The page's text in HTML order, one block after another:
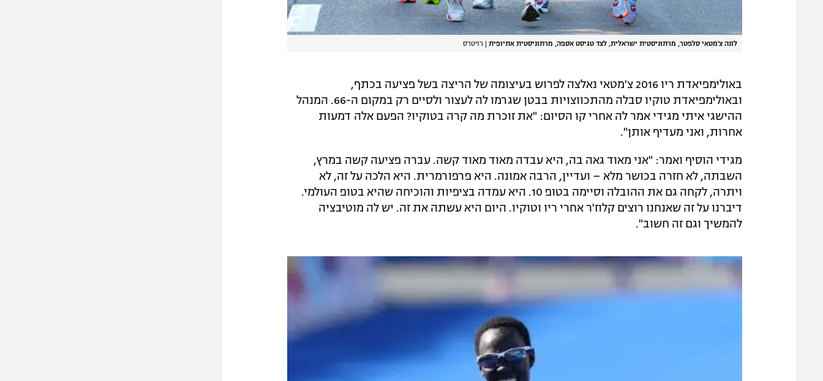
לונה צ'מטאי סלפטר, מרתוניסטית ישראלית, לצד טגיסט אספה, מרתוניסטית אתיופית | רויטרס
באולימפיאדת ריו 2016 צ'מטאי נאלצה לפרוש בעיצומה של הריצה בשל פציעה בכתף,
ובאולימפיאדת טוקיו סבלה מהתכווצויות בבטן שגרמו לה לעצור ולסיים רק במקום ה-66. המנהל
ההישגי איתי מגידי אמר לה אחרי קו הסיום: "את זוכרת מה קרה בטוקיו? הפעם אלה דמעות
אחרות, ואני מעדיף אותן".
מגידי הוסיף ואמר: "אני מאוד גאה בה, היא עבדה מאוד מאוד קשה. עברה פציעה קשה במרץ,
השבתה, לא חזרה בכושר מלא – ועדיין, הרבה אמונה. היא פרפורמרית. היא הלכה על זה, לא
ויתרה, לקחה גם את ההובלה וסיימה בטופ 10. היא עמדה בציפיות והוכיחה שהיא בטופ העולמי.
דיברנו על זה שאנחנו רוצים קלוז'ר אחרי ריו וטוקיו. היום היא עשתה את זה. יש לה מוטיבציה
להמשיך וגם זה חשוב".